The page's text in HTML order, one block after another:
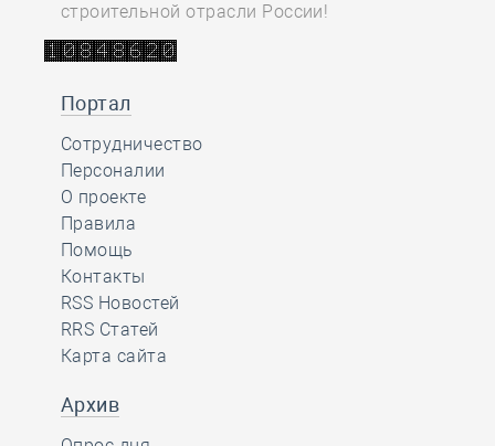
строительной отрасли России!
Портал
Сотрудничество
Персоналии
О проекте
Правила
Помощь
Контакты
RSS Новостей
RRS Статей
Карта сайта
Архив